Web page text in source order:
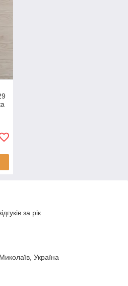
за рік
Україна